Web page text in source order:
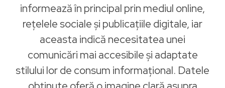
informează în principal prin mediul online,
rețelele sociale și publicațiile digitale, iar
aceasta indică necesitatea unei
comunicări mai accesibile și adaptate
stilului lor de consum informațional. Datele